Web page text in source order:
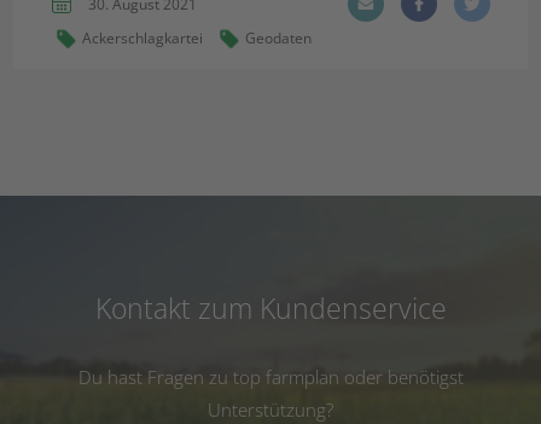
30. August 2021
Ackerschlagkartei
Geodaten
Kontakt zum Kundenservice
Du hast Fragen zu top farmplan oder benötigst
Unterstützung?